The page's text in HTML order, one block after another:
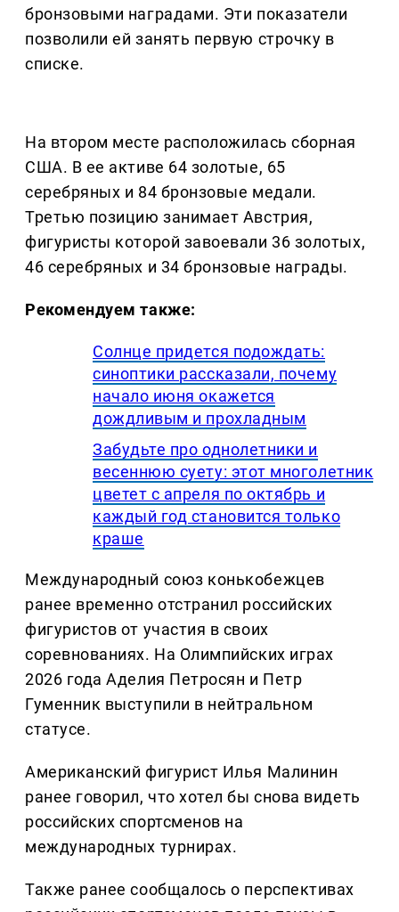
бронзовыми наградами. Эти показатели
позволили ей занять первую строчку в
списке.
На втором месте расположилась сборная
США. В ее активе 64 золотые, 65
серебряных и 84 бронзовые медали.
Третью позицию занимает Австрия,
фигуристы которой завоевали 36 золотых,
46 серебряных и 34 бронзовые награды.
Рекомендуем также:
Солнце придется подождать:
синоптики рассказали, почему
начало июня окажется
дождливым и прохладным
Забудьте про однолетники и
весеннюю суету: этот многолетник
цветет с апреля по октябрь и
каждый год становится только
краше
Международный союз конькобежцев
ранее временно отстранил российских
фигуристов от участия в своих
соревнованиях. На Олимпийских играх
2026 года Аделия Петросян и Петр
Гуменник выступили в нейтральном
статусе.
Американский фигурист Илья Малинин
ранее говорил, что хотел бы снова видеть
российских спортсменов на
международных турнирах.
Также ранее сообщалось о перспективах